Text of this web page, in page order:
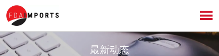

最新动态